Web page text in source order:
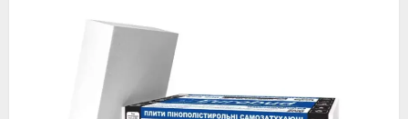
перекриття:
методи,
матеріали,
майстрів